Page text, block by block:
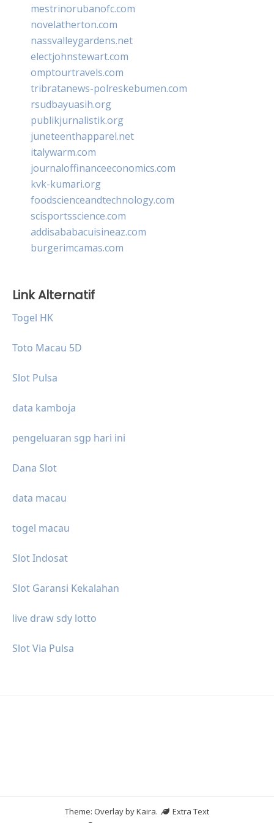
mestrinorubanofc.com
novelatherton.com
nassvalleygardens.net
electjohnstewart.com
omptourtravels.com
tribratanews-polreskebumen.com
rsudbayuasih.org
publikjurnalistik.org
juneteenthapparel.net
italywarm.com
journaloffinanceeconomics.com
kvk-kumari.org
foodscienceandtechnology.com
scisportsscience.com
addisababacuisineaz.com
burgerimcamas.com
Link Alternatif
Togel HK
Toto Macau 5D
Slot Pulsa
data kamboja
pengeluaran sgp hari ini
Dana Slot
data macau
togel macau
Slot Indosat
Slot Garansi Kekalahan
live draw sdy lotto
Slot Via Pulsa
Theme: Overlay byKaira.
Extra Text